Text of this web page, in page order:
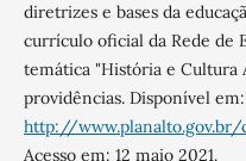
diretrizes e bases da
currículo oficial da Rede de
temática "História e Cultura
providências. Disponível em:
http://
Acesso em: 12 maio 2021.